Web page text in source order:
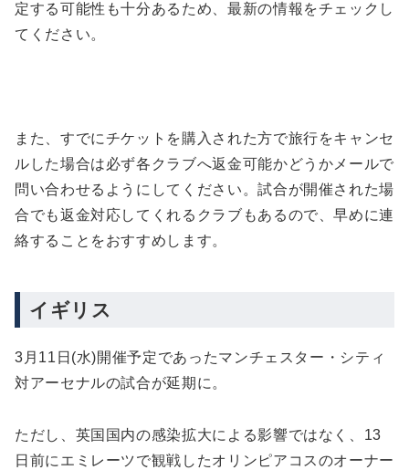
定する可能性も十分あるため、最新の情報をチェックし
てください。
また、すでにチケットを購入された方で旅行をキャンセ
ルした場合は必ず各クラブへ返金可能かどうかメールで
問い合わせるようにしてください。試合が開催された場
合でも返金対応してくれるクラブもあるので、早めに連
絡することをおすすめします。
イギリス
3月11日(水)開催予定であったマンチェスター・シティ
対アーセナルの試合が延期に。
ただし、英国国内の感染拡大による影響ではなく、13
日前にエミレーツで観戦したオリンピアコスのオーナー